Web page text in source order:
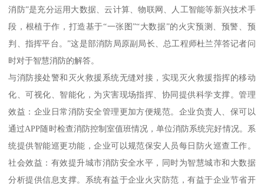
消防”是充分运用大数据、云计算、物联网、人工智能等新兴技术手
段，根植于作，打造基于“一张图”“大数据”的火灾预测、预警、预
判、指挥平台。”这是部消防局原副局长、总工程师杜兰萍答记者问
时对于智慧消防的解答。
与消防接处警和灭火救援系统无缝对接，实现灭火救援指挥的移动
化、可视化、智能化，为灾害现场指挥、协同提供科学支撑。管理
效益：企业日常消防安全管理更加方便规范。企业负责人、保可以
通过APP随时检查消防控制室值班情况，单位消防系统完好情况。系
统提供智能巡更功能，企业可以规范保安人员每日防火巡查工作。
社会效益：有效提升城市消防安全水平，同时为智慧城市和大数据
分析提供信息支撑。系统有益于企业火灾防范，有益于企业节省开